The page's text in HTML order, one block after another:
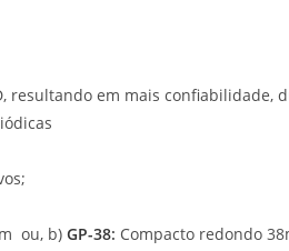
resultando em mais confiabilidade,
ou, b) GP-38: Compacto redondo